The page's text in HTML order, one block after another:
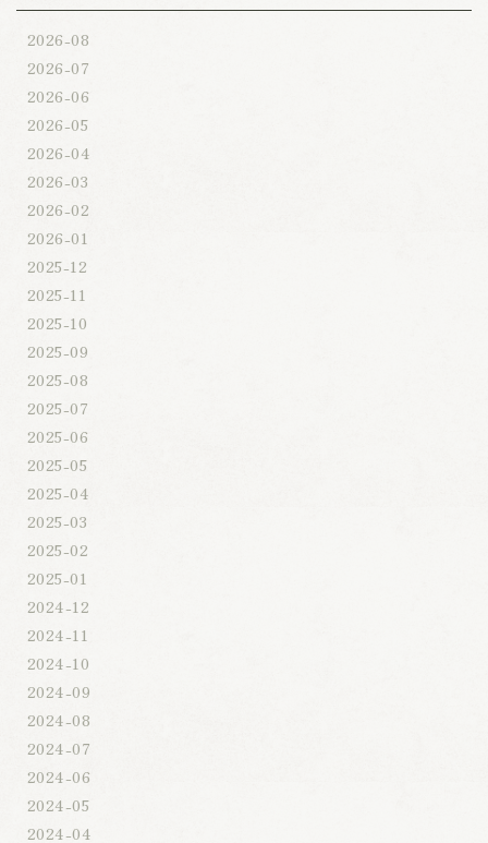
2026-08
2026-07
2026-06
2026-05
2026-04
2026-03
2026-02
2026-01
2025-12
2025-11
2025-10
2025-09
2025-08
2025-07
2025-06
2025-05
2025-04
2025-03
2025-02
2025-01
2024-12
2024-11
2024-10
2024-09
2024-08
2024-07
2024-06
2024-05
2024-04